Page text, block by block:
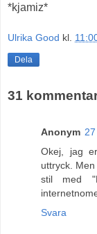
*kjamiz*
Ulrika Good kl.
Dela
31
Anonym
Okej, jag
uttryck.
stil med
Svara